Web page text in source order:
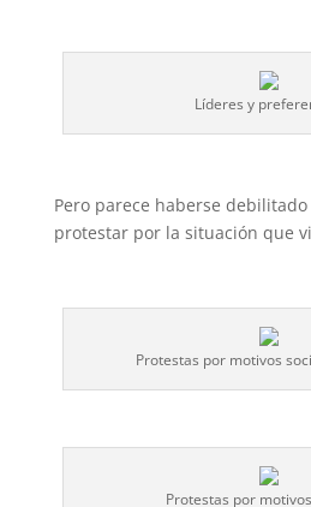
Líderes y
Pero parece haberse
protestar por la situación que
Protestas por motivos
Protestas por